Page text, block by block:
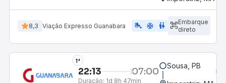
8,3 Viação Expresso Guanabara airline_seat_legroom_extra ac_unit WC
Embarque
direto
1°
22:13 07:00
Duração: 1d 8h 47min
Sousa, PB